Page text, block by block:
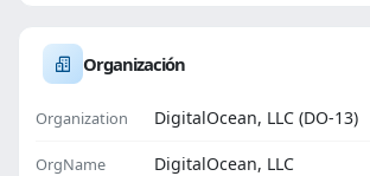
Organización
Organization DigitalOcean, LLC (DO-13)
OrgName DigitalOcean, LLC